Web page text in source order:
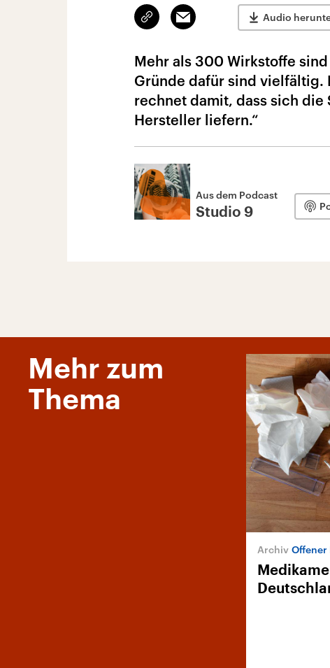
Link
kopieren/teilen
Email Audio
Mehr als 300 Wirkstoffe
Gründe dafür sind vielfältig.
rechnet damit, dass sich
Hersteller liefern.“
Aus dem Podcast
Studio 9
Mehr zum
Thema
Offener